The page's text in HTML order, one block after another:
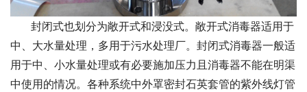
封闭式也划分为敞开式和浸没式。敞开式消毒器适用于
中、大水量处理，多用于污水处理厂。封闭式消毒器一般适
用于中、小水量处理或有必要施加压力且消毒器不能在明渠
中使用的情况。各种系统中外罩密封石英套管的紫外线灯管